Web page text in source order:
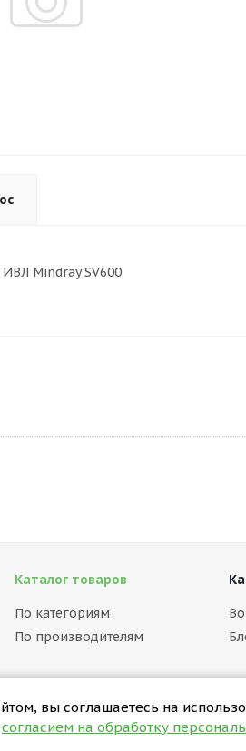
вы соглашаетесь на
согласием на обработку
Mindray SV600
Каталог товаров
По категориям
По производителям